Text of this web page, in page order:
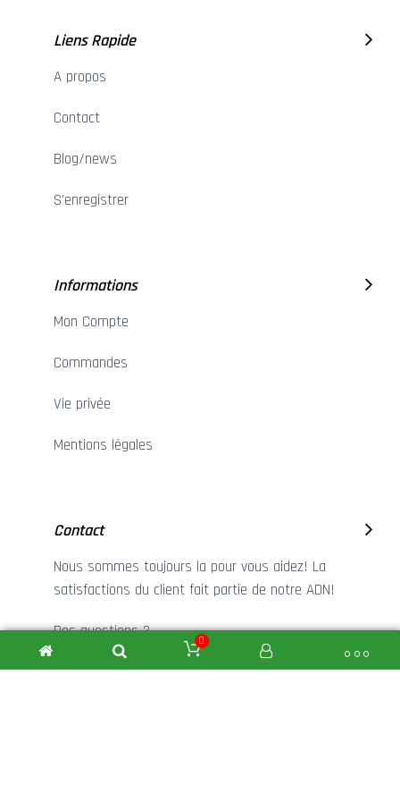
Liens Rapide
A propos
Contact
Blog/news
S'enregistrer
Informations
Mon Compte
Commandes
Vie privée
Mentions légales
Contact
Nous sommes toujours la pour vous aidez! La
satisfactions du client fait partie de notre ADN!
Des questions ?
+32 (0)68 45 53 31
0